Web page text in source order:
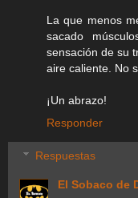
La que menos
sacado
sensación de su
aire caliente. No
¡Un abrazo!
Responder
Respuestas
El Sobaco de